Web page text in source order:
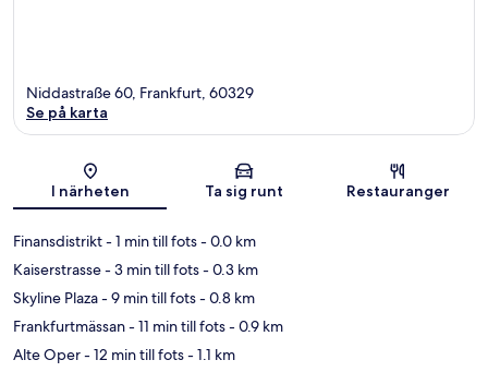
Karta
Niddastraße 60, Frankfurt, 60329
Se på karta
I närheten Ta sig runt Restauranger
Finansdistrikt- 1 min till fots- 0.0 km
Kaiserstrasse- 3 min till fots- 0.3 km
Skyline Plaza- 9 min till fots- 0.8 km
Frankfurtmässan- 11 min till fots- 0.9 km
Alte Oper- 12 min till fots- 1.1 km